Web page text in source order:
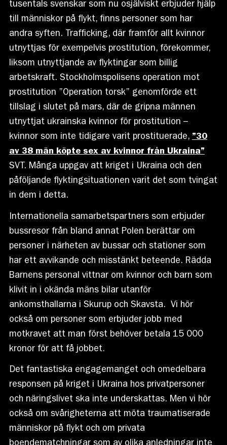
tusentals svenskar som nu osjälviskt erbjuder hjälp
till människor på flykt, finns personer som har
andra syften. Trafficking, där framför allt kvinnor
utnyttjas för exempelvis prostitution, förekommer,
liksom utnyttjande av flyktingar som billig
arbetskraft. Stockholmspolisens operation mot
prostitution ”Operation torsk” genomförde ett
tillslag i slutet på mars, där de gripna männen
utnyttjat ukrainska kvinnor för prostitution –
kvinnor som inte tidigare varit prostituerade, ”30
av 38 män köpte sex av kvinnor från Ukraina”
SVT. Många uppgav att kriget i Ukraina och den
påföljande flyktingsituationen varit det som tvingat
in dem i detta.
Internationella samarbetspartners som erbjuder
bussresor från bland annat Polen berättar om
personer i närheten av bussar och stationer som
har ett avvikande och misstänkt beteende. Rädda
Barnens personal vittnar om kvinnor och barn som
klivit in i okända mäns bilar utanför
ankomsthallarna i Skurup och Skavsta. Vi hör
också om personer som erbjuder jobb med
motkravet att man först behöver betala 15 000
kronor för att få jobbet.
Det fantastiska engagemanget och omedelbara
responsen på kriget i Ukraina hos privatpersoner
och näringslivet ska inte underskattas. Men vi hör
också om svårigheterna att möta traumatiserade
människor på flykt och om privata